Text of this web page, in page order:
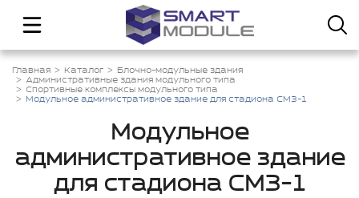
Главная Каталог
Блочно-модульные здания
Административные здания модульного типа
Спортивные комплексы модульного типа
Модульное административное здание для стадиона СМЗ-1
Модульное
административное здание
для стадиона СМЗ-1